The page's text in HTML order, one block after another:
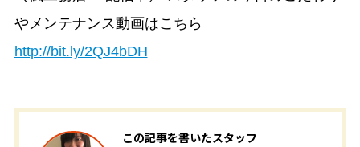
やメンテナンス動画はこちら
http://bit.ly/2QJ4bDH
この記事を書いたスタッフ